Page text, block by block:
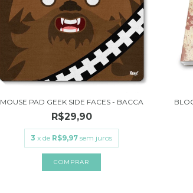
MOUSE PAD GEEK SIDE FACES - BACCA
R$29,90
3 x de R$9,97 sem juros